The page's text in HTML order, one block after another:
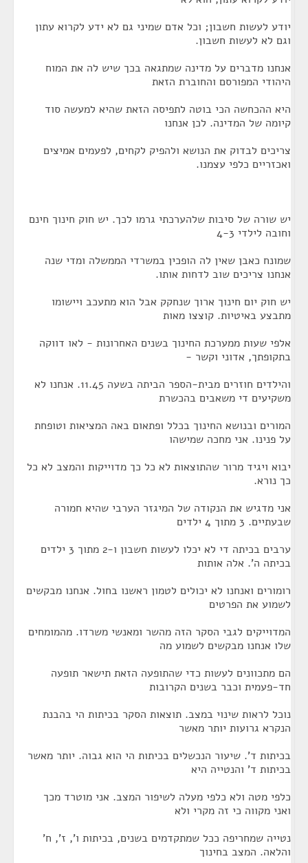
יודע לעשות חשבון; וכל אדם שמיני גם לא ידע לקרוא עתון
וגם לא לעשות חשבון.
אנחנו מדברים על מדינה שמתגאה בכך שיש לה את המוח
היהודי המפורסם והחוברת הזאת
היא ההכחשה הכי בוטה לתפיסה הזאת שהיא למעשה סוד
קיומה של המדינה. לכן אנחנו
צריכים לבדוק את הנושא ולהפיק לקחים, לפעמים אמיצים
ואכזריים כלפי עצמנו.
יש שורה של סיבות שלהערכתי גרמו לכך. יש חוק חינוך חינם
וחובה לילדי 4-3
שמונח כאבן שאין לה הופכין במשרדי הממשלה ומדי שנה
אנחנו צריכים שוב לדחות אותו.
יש חוק יום חינוך ארוך שנחקק אבל הוא מתעכב ויישומו
מתבצע באיטיות. קוצצו מאות
אלפי שעות ממערכת החינוך בשנים האחרונות - לאו דווקה
בתקופתך, אדוני וקשר -
והילדים חוזרים מבית-הספר הביתה בשעה 11.45. אנחנו לא
משקיעים די משאבים בהכשרת
המורים ובנושא החינוך בכלל ופתאום באה המציאות וטופחת
על פנינו. אני מחכה שמישהו
יבוא ויגיד מרור שהתוצאות לא כל כך מדוייקות והמצב לא כל
כך נורא.
אני מדגיש את הנקודה של המיגזר הערבי שהיא חמורה
שבעתיים. 3 מתוך 4 ילדים
ערבים בכיתה די לא יכלו לעשות חשבון ו-2 מתוך 3 ילדים
בכיתה ה'. אלה אותות
רומורים ואנחנו לא יכולים לטמון ראשנו בחול. אנחנו מבקשים
לשמוע את הפרטים
המדוייקים לגבי הסקר הזה מהשר ומאנשי משרדו. מהמומחים
שלו אנחנו מבקשים לשמוע מה
הם מתכוונים לעשות כדי שהתופעה הזאת תישאר תופעה
חד-פעמית וכבר בשנים הקרובות
נוכל לראות שינוי במצב. תוצאות הסקר בכיתות הי בהבנת
הנקרא גרועות יותר מאשר
בכיתות ד'. שיעור הנכשלים בכיתות הי הוא גבוה. יותר מאשר
בכיתות ד' והנטייה היא
כלפי מטה ולא כלפי מעלה לשיפור המצב. אני מוטרד מכך
ואני מקווה כי זה מקרי ולא
נטייה שמחריפה ככל שמתקדמים בשנים, בכיתות ו', ז', ח'
והלאה. המצב בחינוך